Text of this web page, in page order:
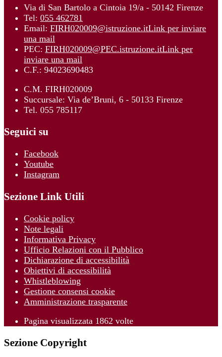
Via di San Bartolo a Cintoia 19/a - 50142 Firenze
Tel: 055 462781
Email: FIRH020009@istruzione.itLink per inviare
una mail
PEC: FIRH020009@PEC.istruzione.itLink per
inviare una mail
C.F.: 94023690483
C.M. FIRH020009
Succursale: Via de’Bruni, 6 - 50133 Firenze
Tel. 055 785117
Seguici su
Facebook
Youtube
Instagram
Sezione Link Utili
Cookie policy
Note legali
Informativa Privacy
Ufficio Relazioni con il Pubblico
Dichiarazione di accessibilità
Obiettivi di accessibilità
Whistleblowing
Gestione consensi cookie
Amministrazione trasparente
Pagina visualizzata 1862 volte
Sezione Copyright